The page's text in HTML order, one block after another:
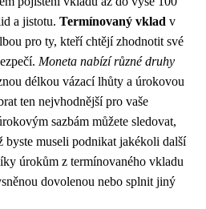
a jistotu. Termínovaný vklad v
pro ty, kteří chtějí zhodnotit své
Moneta nabízí různé druhy
délkou vázací lhůty a úrokovou
ten nejvhodnější pro vaše
sazbám můžete sledovat,
byste museli podnikat jakékoli další
úrokům z termínovaného vkladu
dovolenou nebo splnit jiný